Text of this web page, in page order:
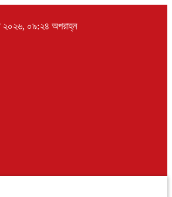
২০২৬, ০৯:২৪ অপরাহ্ন